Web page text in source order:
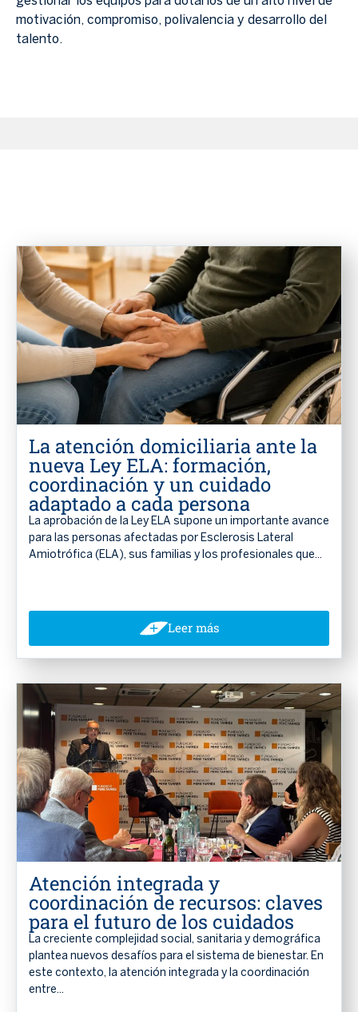
motivación, compromiso, polivalencia y desarrollo del
talento.
La atención domiciliaria ante la
nueva Ley ELA: formación,
coordinación y un cuidado
adaptado a cada persona
La aprobación de la Ley ELA supone un importante avance
para las personas afectadas por Esclerosis Lateral
Amiotrófica (ELA), sus familias y los profesionales que...
Leer más
Atención integrada y
coordinación de recursos: claves
para el futuro de los cuidados
La creciente complejidad social, sanitaria y demográfica
plantea nuevos desafíos para el sistema de bienestar. En
este contexto, la atención integrada y la coordinación
entre...